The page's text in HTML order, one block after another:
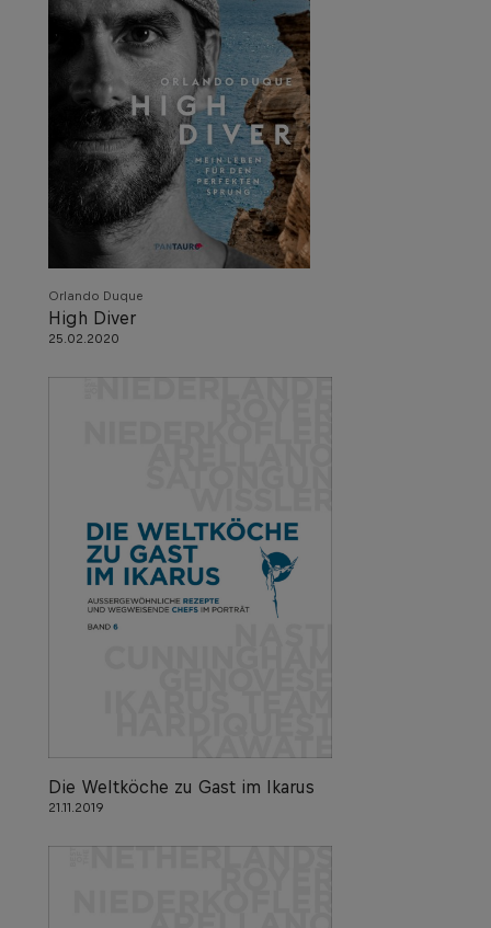
Orlando Duque
High Diver
25.02.2020
Die Weltköche zu Gast im Ikarus
21.11.2019